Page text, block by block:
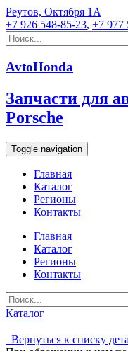
Реутов, Октября 1А
+7 926 548-85-23, +7 977
AvtoHonda
Запчасти для
Porsche
Toggle navigation
Главная
Каталог
Регионы
Контакты
Главная
Каталог
Регионы
Контакты
Каталог
Вернуться к списку